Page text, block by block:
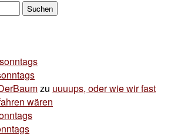
zu uuuups, oder wie wir fast
wären